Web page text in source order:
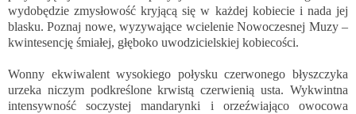
wydobędzie zmysłowość kryjącą się w każdej kobiecie i nada jej
blasku. Poznaj nowe, wyzywające wcielenie Nowoczesnej Muzy –
kwintesencję śmiałej, głęboko uwodzicielskiej kobiecości.
Wonny ekwiwalent wysokiego połysku czerwonego błyszczyka
urzeka niczym podkreślone krwistą czerwienią usta. Wykwintna
intensywność soczystej mandarynki i orzeźwiająco owocowa